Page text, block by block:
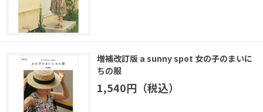
増補改訂版 a sunny spot 女の子のまいに
ちの服
1,540円（税込）